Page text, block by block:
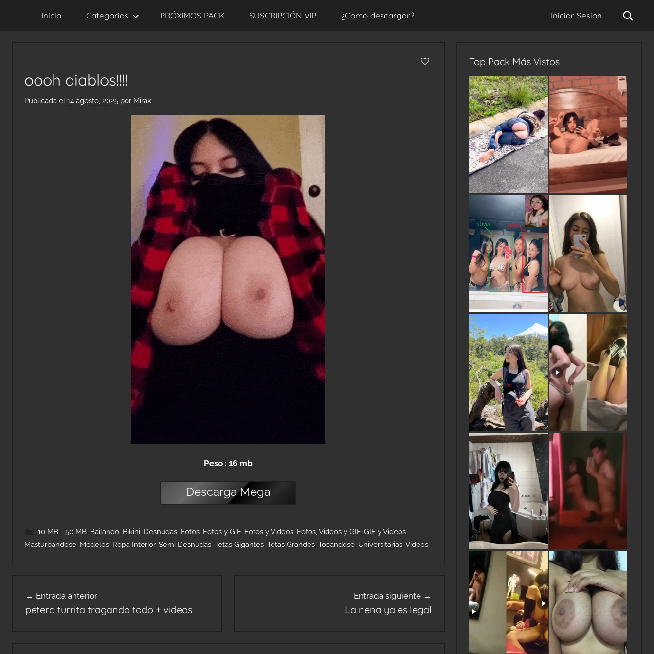
Inicio Categorias PRÓXIMOS PACK SUSCRIPCIÓN VIP ¿Como descargar? Iniciar Sesion
oooh diablos!!!!
Publicada el 14 agosto, 2025 por Mirak
Peso : 16 mb
DescargaMega
10 MB - 50 MB, Bailando, Bikini, Desnudas, Fotos, Fotos y GIF, Fotos y Videos, Fotos, Videos y GIF, GIF y Videos,
Masturbandose Modelos Ropa Interior, Semi Desnudas Tetas Gigantes Tetas Grandes Tocandose Universitarias Videos
de
entradas
Entrada anterior
petera turrita tragando todo + videos
Entrada siguiente
La nena ya es legal
Top Pack Más Vistos